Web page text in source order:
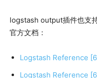
logstash output插件也支
官方文档：
Logstash Reference
Logstash Reference